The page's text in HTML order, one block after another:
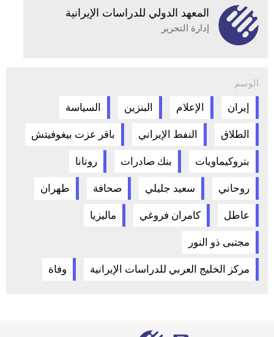
المعهد الدولي للدراسات الإيرانية
إدارة التحرير
الوسم
إيران الإعلام البنزين السياسة
الطلاق النفط الإيراني باقر عزت بيغوفيتش
بتروكيماويات بنك صادرات روتانا
روحاني سعيد جليلي صحافة طهران
عاطل كامران فروغي ماليزيا
مجتبى ذو النور
مركز الخليج العربي للدراسات الإيرانية وفاة